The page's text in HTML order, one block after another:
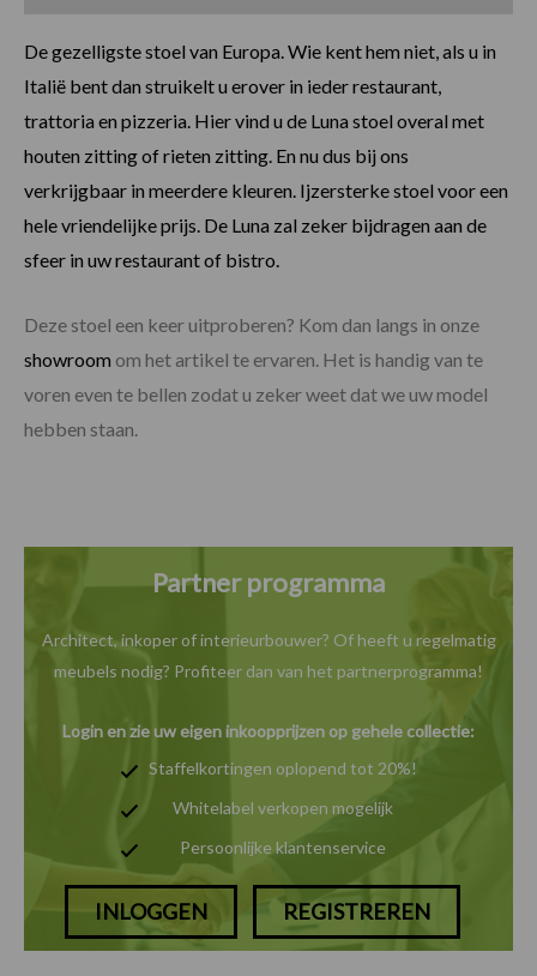
De gezelligste stoel van Europa. Wie kent hem niet, als u in
Italië bent dan struikelt u erover in ieder restaurant,
trattoria en pizzeria. Hier vind u de Luna stoel overal met
houten zitting of rieten zitting. En nu dus bij ons
verkrijgbaar in meerdere kleuren. Ijzersterke stoel voor een
hele vriendelijke prijs. De Luna zal zeker bijdragen aan de
sfeer in uw restaurant of bistro.
Deze stoel een keer uitproberen? Kom dan langs in onze
showroom om het artikel te ervaren. Het is handig van te
voren even te bellen zodat u zeker weet dat we uw model
hebben staan.
Partner programma
Architect, inkoper of interieurbouwer? Of heeft u regelmatig
meubels nodig? Profiteer dan van het partnerprogramma!
Login en zie uw eigen inkoopprijzen op gehele collectie:
Staffelkortingen oplopend tot 20%!
Whitelabel verkopen mogelijk
Persoonlijke klantenservice
INLOGGEN REGISTREREN